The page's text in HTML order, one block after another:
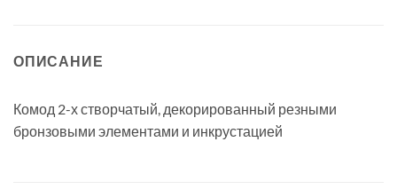
ОПИСАНИЕ
Комод 2-х створчатый, декорированный резными
бронзовыми элементами и инкрустацией